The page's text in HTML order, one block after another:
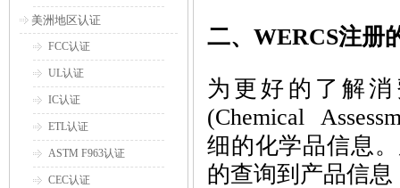
美洲地区认证
FCC认证
UL认证
IC认证
ETL认证
ASTM F963认证
CEC认证
二、WERCS注册
为更好的了解
(Chemical
细的化学品信息
的查询到产品信